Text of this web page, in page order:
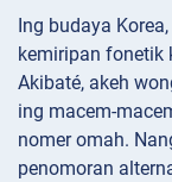
Ing budaya
kemiripan fonetik
Akibaté, akeh
ing macem-
nomer omah.
penomoran